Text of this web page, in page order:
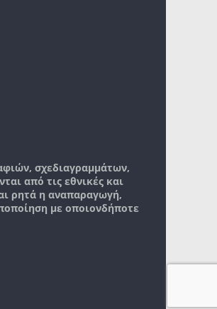
σχεδιαγραμμάτων,
από τις εθνικές και
ρητά η αναπαραγωγή,
με οποιονδήποτε